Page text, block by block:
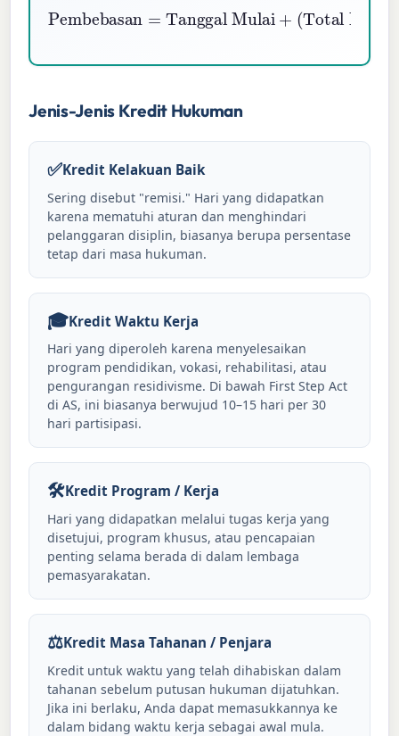
Pembebasan =Tanggal Mulai (
Total Hari −Total Kredit)
Jenis-Jenis Kredit Hukuman
✅Kredit Kelakuan Baik
Sering disebut "remisi." Hari yang didapatkan
karena mematuhi aturan dan menghindari
pelanggaran disiplin, biasanya berupa persentase
tetap dari masa hukuman.
🎓Kredit Waktu Kerja
Hari yang diperoleh karena menyelesaikan
program pendidikan, vokasi, rehabilitasi, atau
pengurangan residivisme. Di bawah First Step Act
di AS, ini biasanya berwujud 10–15 hari per 30
hari partisipasi.
🛠️Kredit Program / Kerja
Hari yang didapatkan melalui tugas kerja yang
disetujui, program khusus, atau pencapaian
penting selama berada di dalam lembaga
pemasyarakatan.
⚖️Kredit Masa Tahanan / Penjara
Kredit untuk waktu yang telah dihabiskan dalam
tahanan sebelum putusan hukuman dijatuhkan.
Jika ini berlaku, Anda dapat memasukkannya ke
dalam bidang waktu kerja sebagai awal mula.